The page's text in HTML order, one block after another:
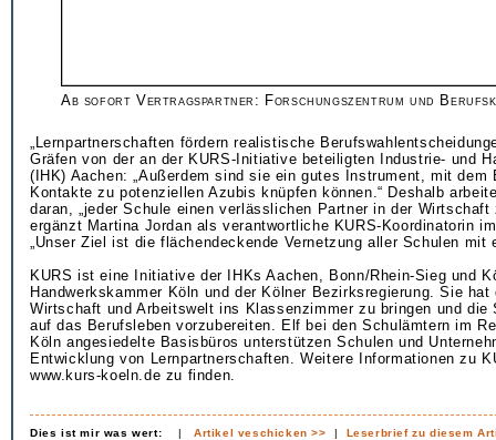
Ab sofort Vertragspartner: Forschungszentrum und
„Lernpartnerschaften fördern realistische
Gräfen von der an der KURS-Initiative beteiligten Industrie- und
(IHK) Aachen: „Außerdem sind sie ein gutes Instrument, mit dem
Kontakte zu potenziellen Azubis knüpfen können.“ Deshalb
daran, „jeder Schule einen verlässlichen Partner in der Wirtschaft
ergänzt Martina Jordan als verantwortliche KURS-Koordinatorin
„Unser Ziel ist die flächendeckende Vernetzung aller Schulen mit
KURS ist eine Initiative der IHKs Aachen, Bonn/Rhein-Sieg und
Handwerkskammer Köln und der Kölner Bezirksregierung. Sie
Wirtschaft und Arbeitswelt ins Klassenzimmer zu bringen und die
auf das Berufsleben vorzubereiten. Elf bei den Schulämtern im
Köln angesiedelte Basisbüros unterstützen Schulen und
Entwicklung von Lernpartnerschaften. Weitere Informationen zu
www.kurs-koeln.de zu finden.
Dies ist mir was wert: |Artikel veschicken >> | Leserbrief zu diesem